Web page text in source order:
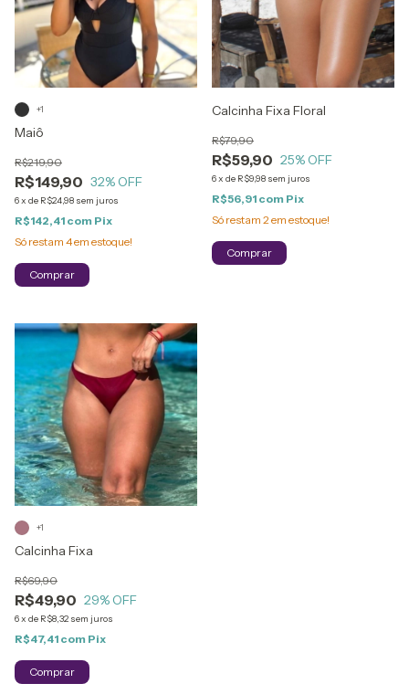
Maiô
R$149,90
R$219,90
32% OFF
6x de R$24,98 sem juros
R$142,41 com Pix
Só restam 4em estoque!
+1
Comprar
Calcinha Fixa Floral
R$59,90
R$79,90
25% OFF
6x de R$9,98 sem juros
R$56,91 com Pix
Só restam 2em estoque!
Comprar
Calcinha Fixa
R$49,90
R$69,90
29% OFF
6x de R$8,32 sem juros
R$47,41 com Pix
+1
Comprar